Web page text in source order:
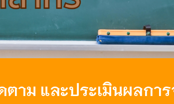
ตาม และประเมินผลกา